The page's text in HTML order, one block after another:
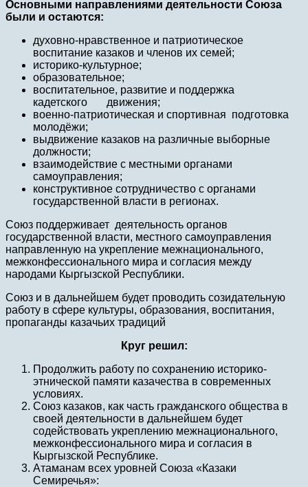
Основными направлениями деятельности Союза
были и остаются:
духовно-нравственное и патриотическое
воспитание казаков и членов их семей;
историко-культурное;
образовательное;
воспитательное, развитие и поддержка
кадетского движения;
военно-патриотическая и спортивная подготовка
молодёжи;
выдвижение казаков на различные выборные
должности;
взаимодействие с местными органами
самоуправления;
конструктивное сотрудничество с органами
государственной власти в регионах.
Союз поддерживает деятельность органов
государственной власти, местного самоуправления
направленную на укрепление межнационального,
межконфессионального мира и согласия между
народами Кыргызской Республики.
Союз и в дальнейшем будет проводить созидательную
работу в сфере культуры, образования, воспитания,
пропаганды казачьих традиций
Круг решил:
Продолжить работу по сохранению историко-
этнической памяти казачества в современных
условиях.
Союз казаков, как часть гражданского общества в
своей деятельности в дальнейшем будет
содействовать укреплению межнационального,
межконфессионального мира и согласия в
Кыргызской Республике.
Атаманам всех уровней Союза «Казаки
Семиречья»: